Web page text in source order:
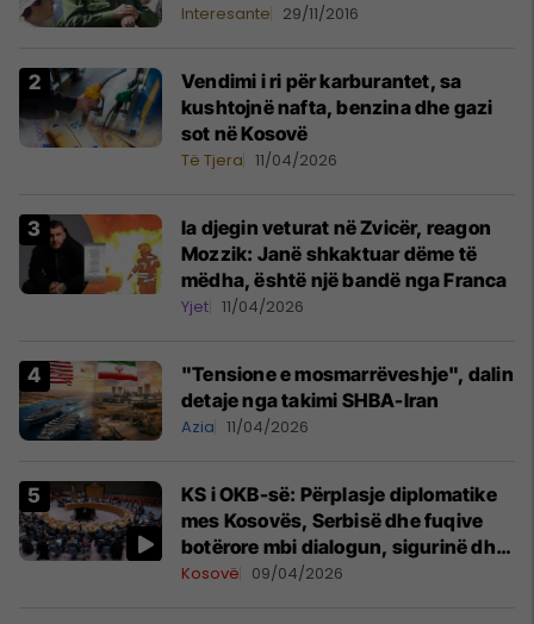
Interesante 29/11/2016
Vendimi i ri për karburantet, sa
kushtojnë nafta, benzina dhe gazi
sot në Kosovë
Të Tjera 11/04/2026
Ia djegin veturat në Zvicër, reagon
Mozzik: Janë shkaktuar dëme të
mëdha, është një bandë nga Franca
Yjet 11/04/2026
"Tensione e mosmarrëveshje", dalin
detaje nga takimi SHBA-Iran
Azia 11/04/2026
KS i OKB-së: Përplasje diplomatike
mes Kosovës, Serbisë dhe fuqive
botërore mbi dialogun, sigurinë dhe
UNMIK-un
Kosovë 09/04/2026